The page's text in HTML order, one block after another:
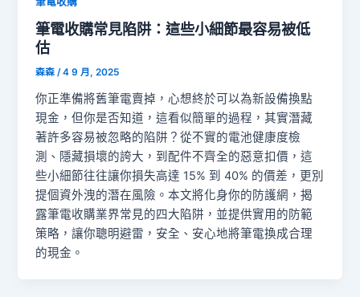
筆電收購常見陷阱：這些小細節最容易被低
估
森森 /4 9 月, 2025
你正準備將舊筆電賣掉，心想終於可以為新設備換點
現金，但你是否知道，這看似簡單的過程，其實潛藏
著許多容易被忽略的陷阱？從不實的電池健康度檢
測、隱藏損壞的誇大，到配件不齊全的惡意扣價，這
些小細節往往讓你損失高達 15% 到 40% 的價差，更別
提個資外洩的潛在風險。本文將化身你的防護網，揭
露筆電收購業界常見的四大陷阱，並提供實用的防範
策略，讓你聰明避雷，安全、安心地將筆電換成合理
的現金。